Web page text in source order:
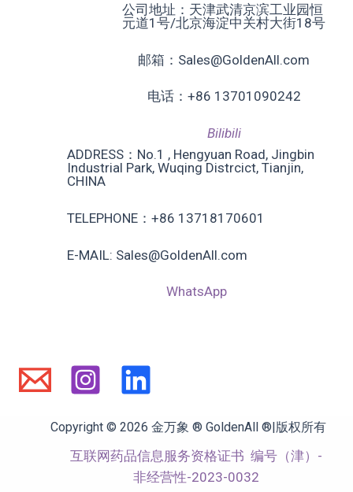
公司地址：天津武清京滨工业园恒
元道1号/北京海淀中关村大街18号
邮箱：Sales@GoldenAll.com
电话：+86 13701090242
Bilibili
ADDRESS：No.1 , Hengyuan Road, Jingbin
Industrial Park, Wuqing Distrcict, Tianjin,
CHINA
TELEPHONE：+86 13718170601
E-MAIL: Sales@GoldenAll.com
WhatsApp
Copyright © 2026 金万象 ® GoldenAll ®|版权所有
互联网药品信息服务资格证书 编号（津）-
非经营性-2023-0032